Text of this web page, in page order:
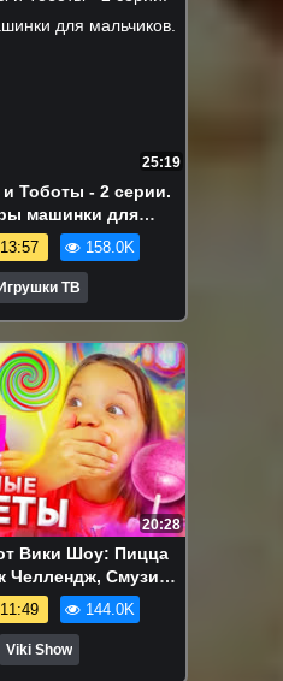
25:19
Тоботы - 2 серии.
машинки для
158.0K
Игрушки ТВ
20:28
Вики Шоу: Пицца
Челлендж, Смузи
🐜 Необычные
Продуктов / Вики
Шоу
144.0K
Viki Show